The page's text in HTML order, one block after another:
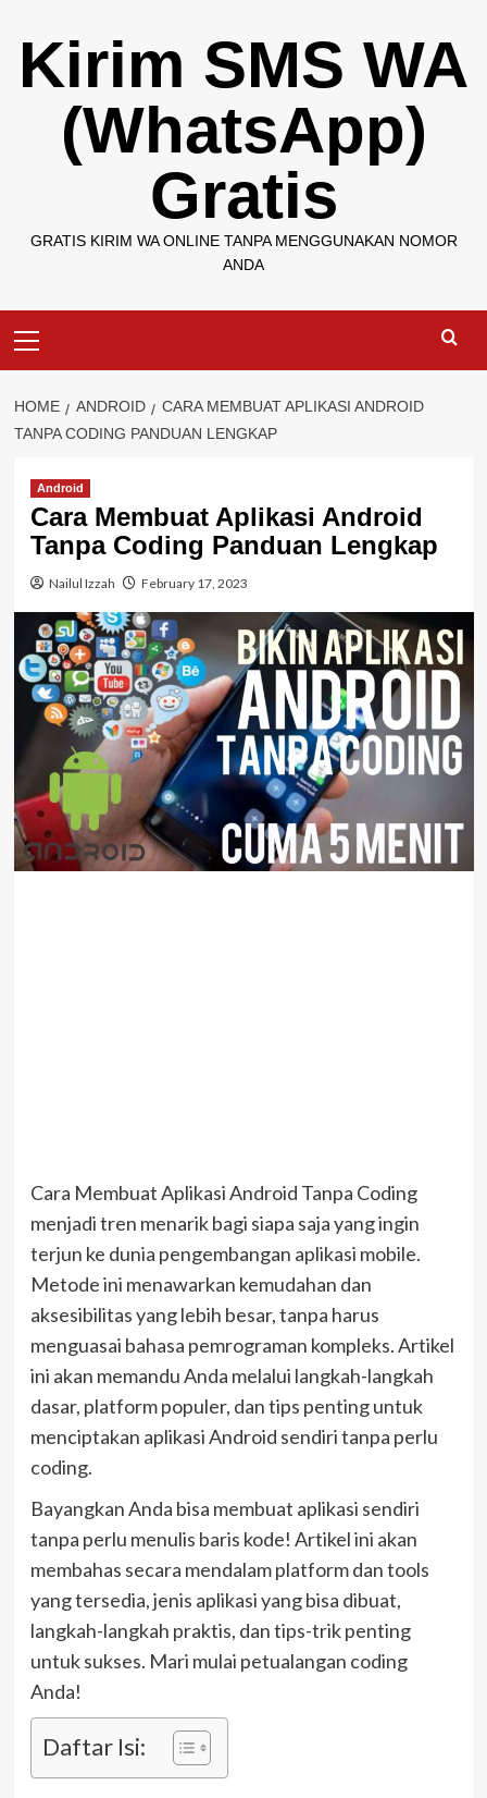
content
Kirim SMS WA
(WhatsApp)
Gratis
GRATIS KIRIM WA ONLINE TANPA MENGGUNAKAN NOMOR
ANDA
Menu
HOME ANDROID
CARA MEMBUAT APLIKASI ANDROID
TANPA CODING PANDUAN LENGKAP
Android
Cara Membuat Aplikasi Android
Tanpa Coding Panduan Lengkap
Nailul Izzah February 17, 2023
Cara Membuat Aplikasi Android Tanpa Coding
menjadi tren menarik bagi siapa saja yang ingin
terjun ke dunia pengembangan aplikasi mobile.
Metode ini menawarkan kemudahan dan
aksesibilitas yang lebih besar, tanpa harus
menguasai bahasa pemrograman kompleks. Artikel
ini akan memandu Anda melalui langkah-langkah
dasar, platform populer, dan tips penting untuk
menciptakan aplikasi Android sendiri tanpa perlu
coding.
Bayangkan Anda bisa membuat aplikasi sendiri
tanpa perlu menulis baris kode! Artikel ini akan
membahas secara mendalam platform dan tools
yang tersedia, jenis aplikasi yang bisa dibuat,
langkah-langkah praktis, dan tips-trik penting
untuk sukses. Mari mulai petualangan coding
Anda!
Daftar Isi: